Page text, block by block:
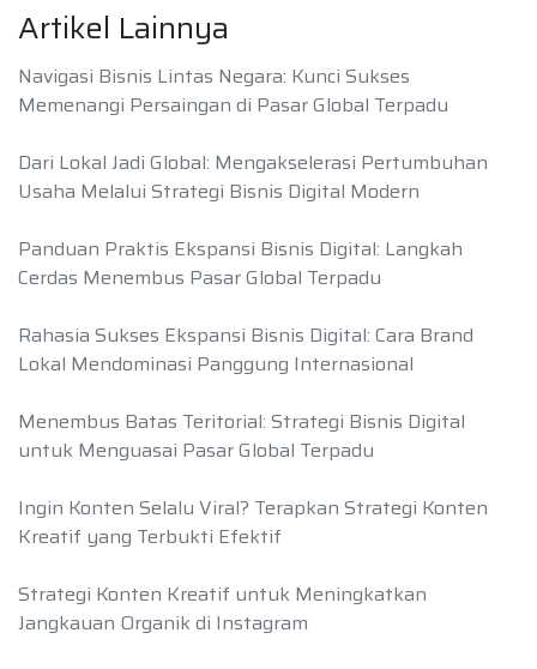
Artikel Lainnya
Navigasi Bisnis Lintas Negara: Kunci Sukses
Memenangi Persaingan di Pasar Global Terpadu
Dari Lokal Jadi Global: Mengakselerasi Pertumbuhan
Usaha Melalui Strategi Bisnis Digital Modern
Panduan Praktis Ekspansi Bisnis Digital: Langkah
Cerdas Menembus Pasar Global Terpadu
Rahasia Sukses Ekspansi Bisnis Digital: Cara Brand
Lokal Mendominasi Panggung Internasional
Menembus Batas Teritorial: Strategi Bisnis Digital
untuk Menguasai Pasar Global Terpadu
Ingin Konten Selalu Viral? Terapkan Strategi Konten
Kreatif yang Terbukti Efektif
Strategi Konten Kreatif untuk Meningkatkan
Jangkauan Organik di Instagram